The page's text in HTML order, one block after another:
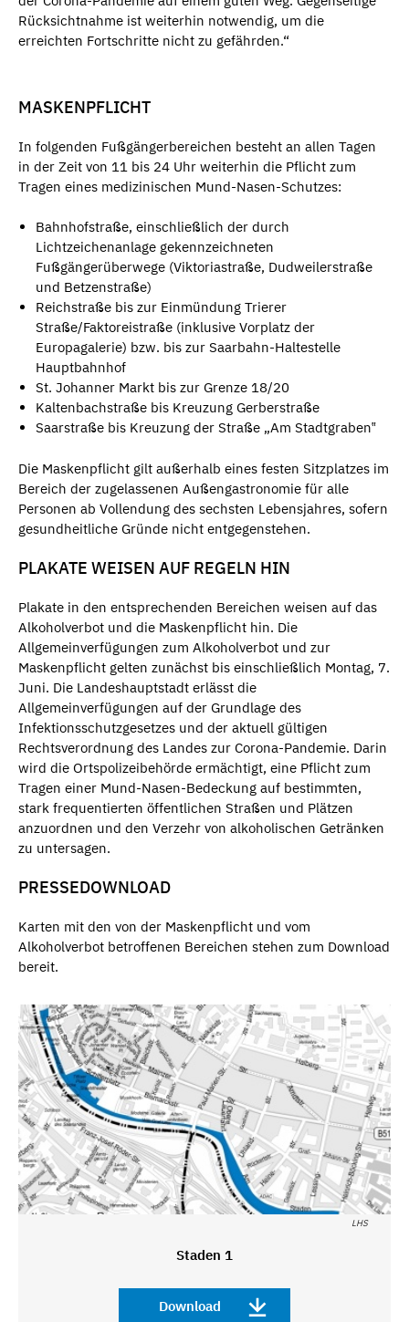
Rücksichtnahme ist weiterhin notwendig, um die
erreichten Fortschritte nicht zu gefährden.“
MASKENPFLICHT
In folgenden Fußgängerbereichen besteht an allen Tagen
in der Zeit von 11 bis 24 Uhr weiterhin die Pflicht zum
Tragen eines medizinischen Mund-Nasen-Schutzes:
Bahnhofstraße, einschließlich der durch
Lichtzeichenanlage gekennzeichneten
Fußgängerüberwege (Viktoriastraße, Dudweilerstraße
und Betzenstraße)
Reichstraße bis zur Einmündung Trierer
Straße/Faktoreistraße (inklusive Vorplatz der
Europagalerie) bzw. bis zur Saarbahn-Haltestelle
Hauptbahnhof
St. Johanner Markt bis zur Grenze 18/20
Kaltenbachstraße bis Kreuzung Gerberstraße
Saarstraße bis Kreuzung der Straße „Am Stadtgraben‟
Die Maskenpflicht gilt außerhalb eines festen Sitzplatzes im
Bereich der zugelassenen Außengastronomie für alle
Personen ab Vollendung des sechsten Lebensjahres, sofern
gesundheitliche Gründe nicht entgegenstehen.
PLAKATE WEISEN AUF REGELN HIN
Plakate in den entsprechenden Bereichen weisen auf das
Alkoholverbot und die Maskenpflicht hin. Die
Allgemeinverfügungen zum Alkoholverbot und zur
Maskenpflicht gelten zunächst bis einschließlich Montag, 7.
Juni. Die Landeshauptstadt erlässt die
Allgemeinverfügungen auf der Grundlage des
Infektionsschutzgesetzes und der aktuell gültigen
Rechtsverordnung des Landes zur Corona-Pandemie. Darin
wird die Ortspolizeibehörde ermächtigt, eine Pflicht zum
Tragen einer Mund-Nasen-Bedeckung auf bestimmten,
stark frequentierten öffentlichen Straßen und Plätzen
anzuordnen und den Verzehr von alkoholischen Getränken
zu untersagen.
PRESSEDOWNLOAD
Karten mit den von der Maskenpflicht und vom
Alkoholverbot betroffenen Bereichen stehen zum Download
bereit.
LHS
Staden 1
Download